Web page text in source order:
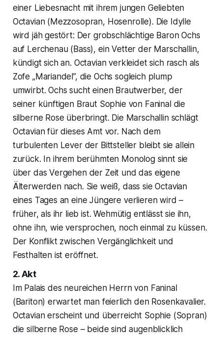
einer Liebesnacht mit ihrem jungen Geliebten
Octavian (Mezzosopran, Hosenrolle). Die Idylle
wird jäh gestört: Der grobschlächtige Baron Ochs
auf Lerchenau (Bass), ein Vetter der Marschallin,
kündigt sich an. Octavian verkleidet sich rasch als
Zofe „Mariandel”, die Ochs sogleich plump
umwirbt. Ochs sucht einen Brautwerber, der
seiner künftigen Braut Sophie von Faninal die
silberne Rose überbringt. Die Marschallin schlägt
Octavian für dieses Amt vor. Nach dem
turbulenten Lever der Bittsteller bleibt sie allein
zurück. In ihrem berühmten Monolog sinnt sie
über das Vergehen der Zeit und das eigene
Älterwerden nach. Sie weiß, dass sie Octavian
eines Tages an eine Jüngere verlieren wird –
früher, als ihr lieb ist. Wehmütig entlässt sie ihn,
ohne ihn, wie versprochen, noch einmal zu küssen.
Der Konflikt zwischen Vergänglichkeit und
Festhalten ist eröffnet.
2. Akt
Im Palais des neureichen Herrn von Faninal
(Bariton) erwartet man feierlich den Rosenkavalier.
Octavian erscheint und überreicht Sophie (Sopran)
die silberne Rose – beide sind augenblicklich